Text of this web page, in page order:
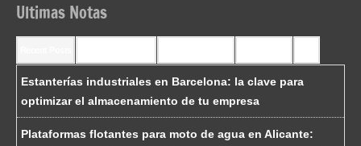
Ultimas Notas
Estanterías industriales en Barcelona: la clave para
optimizar el almacenamiento de tu empresa
Plataformas flotantes para moto de agua en Alicante: